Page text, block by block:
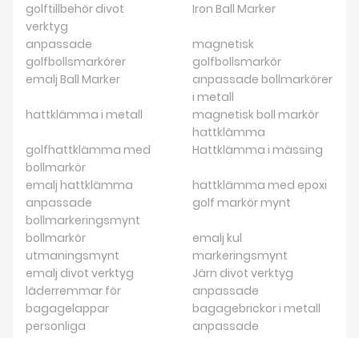
golftillbehör divot
verktyg
Iron Ball Marker
anpassade
golfbollsmarkörer
magnetisk
golfbollsmarkör
emalj Ball Marker
anpassade bollmarkörer
i metall
hattklämma i metall
magnetisk boll markör
hattklämma
golfhattklämma med
bollmarkör
Hattklämma i mässing
emalj hattklämma
hattklämma med epoxi
anpassade
bollmarkeringsmynt
golf markör mynt
bollmarkör
utmaningsmynt
emalj kul
markeringsmynt
emalj divot verktyg
Järn divot verktyg
läderremmar för
bagagelappar
anpassade
bagagebrickor i metall
personliga
anpassade